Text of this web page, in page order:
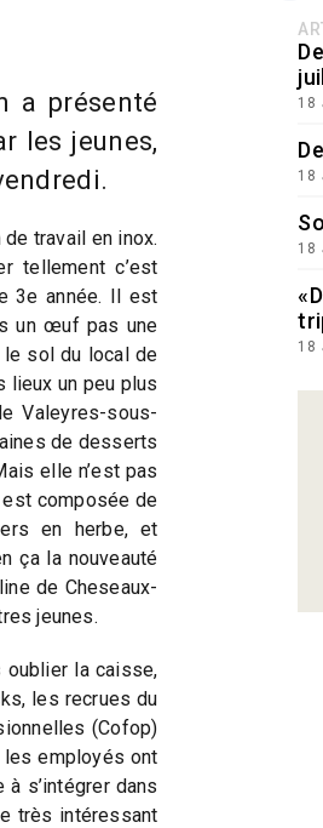
a présenté
les jeunes,
travail en inox.
tellement c’est
3e année. Il est
un œuf pas une
sol du local de
lieux un peu plus
Valeyres-sous-
de desserts
elle n’est pas
composée de
en herbe, et
ça la nouveauté
de Cheseaux-
jeunes.
oublier la caisse,
les recrues du
(Cofop)
les employés ont
s’intégrer dans
très intéressant
18
18
18
18